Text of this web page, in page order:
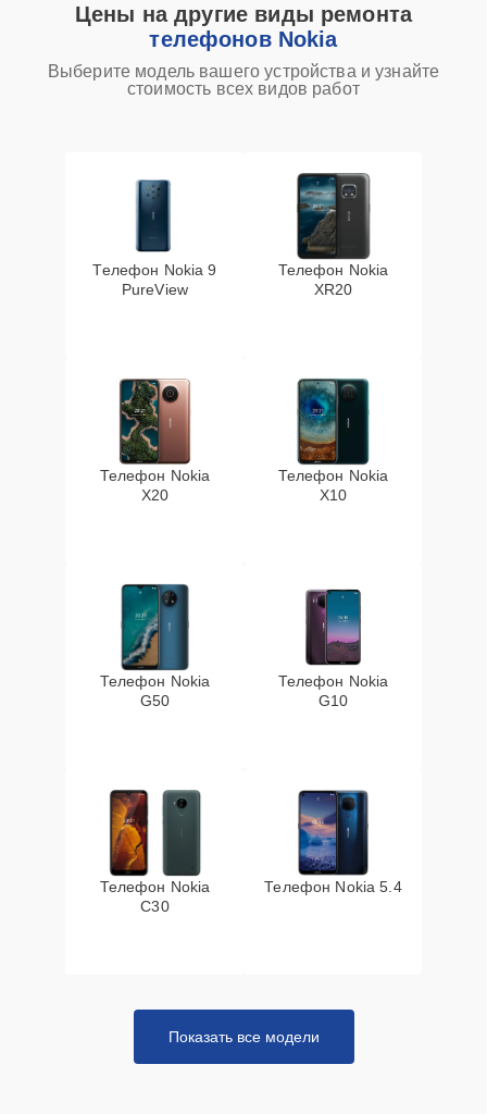
Цены на другие виды ремонта
телефонов Nokia
Выберите модель вашего устройства и узнайте
стоимость всех видов работ
Телефон Nokia 9
PureView
Телефон Nokia
XR20
Телефон Nokia
X20
Телефон Nokia
X10
Телефон Nokia
G50
Телефон Nokia
G10
Телефон Nokia
C30
Телефон Nokia 5.4
Показать все модели